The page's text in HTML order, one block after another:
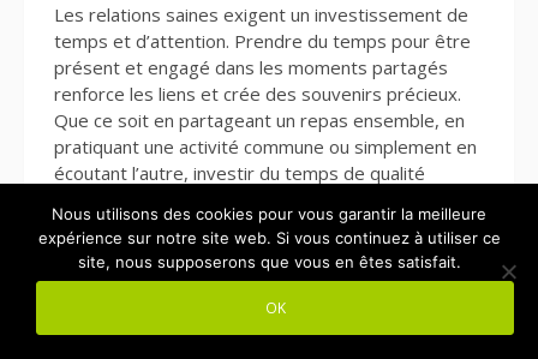
Les relations saines exigent un investissement de
temps et d’attention. Prendre du temps pour être
présent et engagé dans les moments partagés
renforce les liens et crée des souvenirs précieux.
Que ce soit en partageant un repas ensemble, en
pratiquant une activité commune ou simplement en
écoutant l’autre, investir du temps de qualité
Nourrir la Relation :
Chaque interaction, chaque moment partagé est
une opportunité de nourrir la relation. En étant
Nous utilisons des cookies pour vous garantir la meilleure
expérience sur notre site web. Si vous continuez à utiliser ce
site, nous supposerons que vous en êtes satisfait.
OK